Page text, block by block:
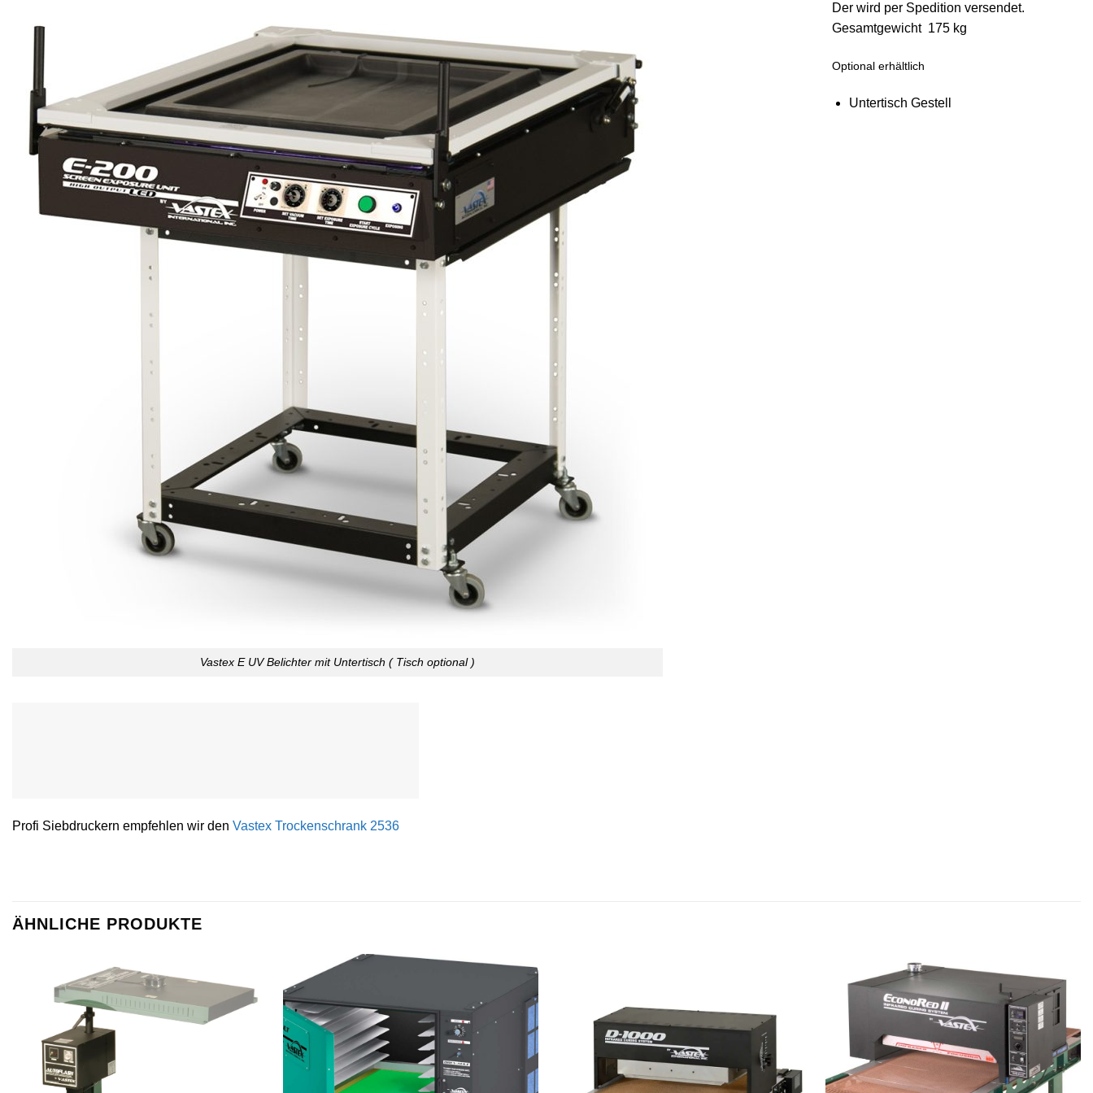
Vastex E UV Belichter mit Untertisch ( Tisch optional )
Profi Siebdruckern empfehlen wir den Vastex Trockenschrank 2536
Der wird per Spedition versendet.
Gesamtgewicht 175 kg
Optional erhältlich
Untertisch Gestell
ÄHNLICHE PRODUKTE
Artikel
merken
merken
Artikel
merken